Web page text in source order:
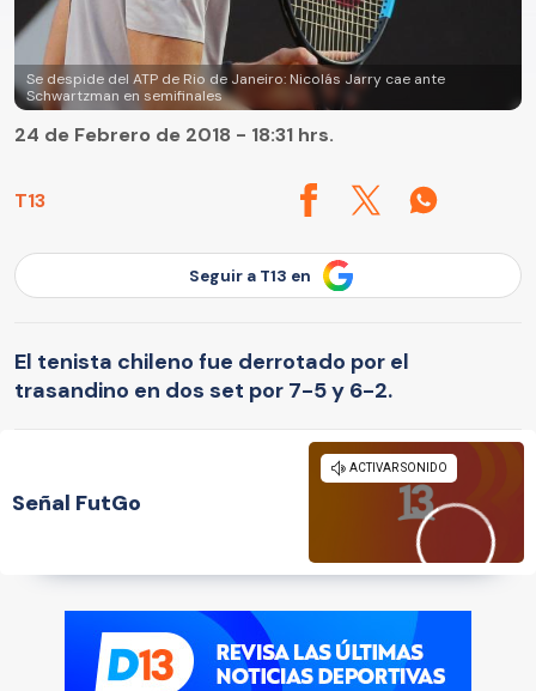
Se despide del ATP de Rio de Janeiro: Nicolás Jarry cae ante
Schwartzman en semifinales
T13
24 de Febrero de 2018 - 18:31 hrs.
Seguir a T13 en
El tenista chileno fue derrotado por el
trasandino en dos set por 7-5 y 6-2.
Señal FutGo